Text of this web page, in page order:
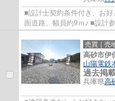
■設計士契約条件付き、お
面道路、幅員約9ｍ♪ ■設計
売買｜売
高砂市伊
山陽電鉄
過去掲
兵庫県高